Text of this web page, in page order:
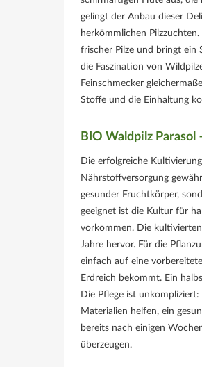
gelingt der Anbau dieser
herkömmlichen
frischer Pilze und bringt ein
die Faszination von
Feinschmecker
Stoffe und die Einhaltung
BIO Waldpilz Parasol
Die erfolgreiche
Nährstoffversorgung
gesunder Fruchtkörper,
geeignet ist die Kultur für
vorkommen. Die
Jahre hervor. Für die
einfach auf eine
Erdreich bekommt. Ein
Die Pflege ist
Materialien helfen, ein
bereits nach einigen
überzeugen.